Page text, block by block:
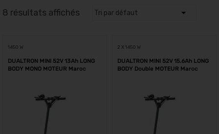
8 résultats affichés
1450 W
DUALTRON MINI 52V 13Ah LONG
BODY MONO MOTEUR Maroc
2 X 1450 W
DUALTRON MINI 52V 15.6Ah LONG
BODY Double MOTEUR Maroc